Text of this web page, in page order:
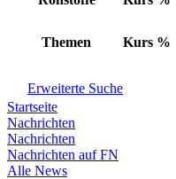
Themen Kurs %
Erweiterte Suche
Startseite
Nachrichten
Nachrichten
Nachrichten auf FN
Alle News